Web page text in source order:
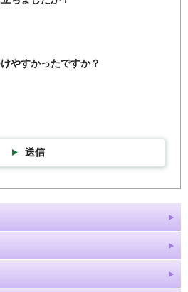
やすかったですか？
送信